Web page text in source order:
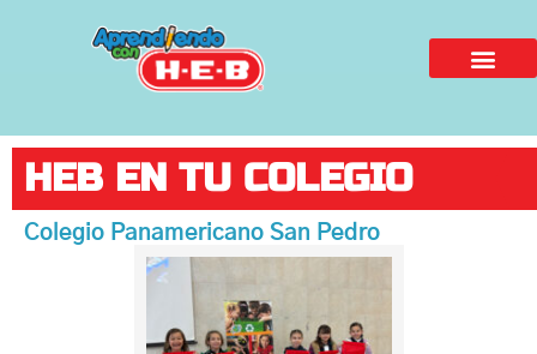
HEB EN TU COLEGIO
Colegio Panamericano San Pedro